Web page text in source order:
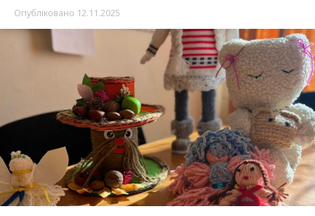
Опубліковано 12.11.2025